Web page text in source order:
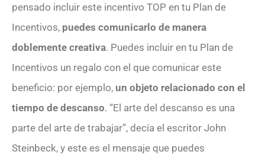
pensado incluir este incentivo TOP en tu Plan de
Incentivos, puedes comunicarlo de manera
doblemente creativa. Puedes incluir en tu Plan de
Incentivos un regalo con el que comunicar este
beneficio: por ejemplo, un objeto relacionado con el
tiempo de descanso. “El arte del descanso es una
parte del arte de trabajar”, decía el escritor John
Steinbeck, y este es el mensaje que puedes